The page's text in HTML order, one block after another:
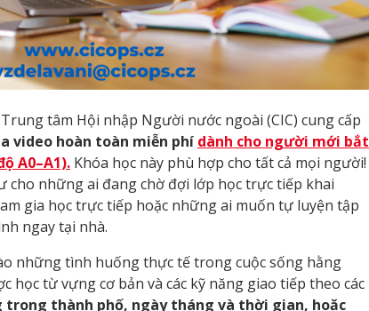
Trung tâm Hội nhập Người nước ngoài (CIC) cung cấp
video hoàn toàn miễn phí dành cho người mới bắt
A0–A1). Khóa học này phù hợp cho tất cả mọi người!
cho những ai đang chờ đợi lớp học trực tiếp khai
gia học trực tiếp hoặc những ai muốn tự luyện tập
ngay tại nhà.
những tình huống thực tế trong cuộc sống hằng
học từ vựng cơ bản và các kỹ năng giao tiếp theo các
trong thành phố, ngày tháng và thời gian, hoặc